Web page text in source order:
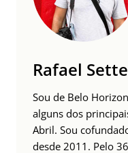
Rafael
Sou de Belo
alguns dos
Abril. Sou
desde 2011. Pelo